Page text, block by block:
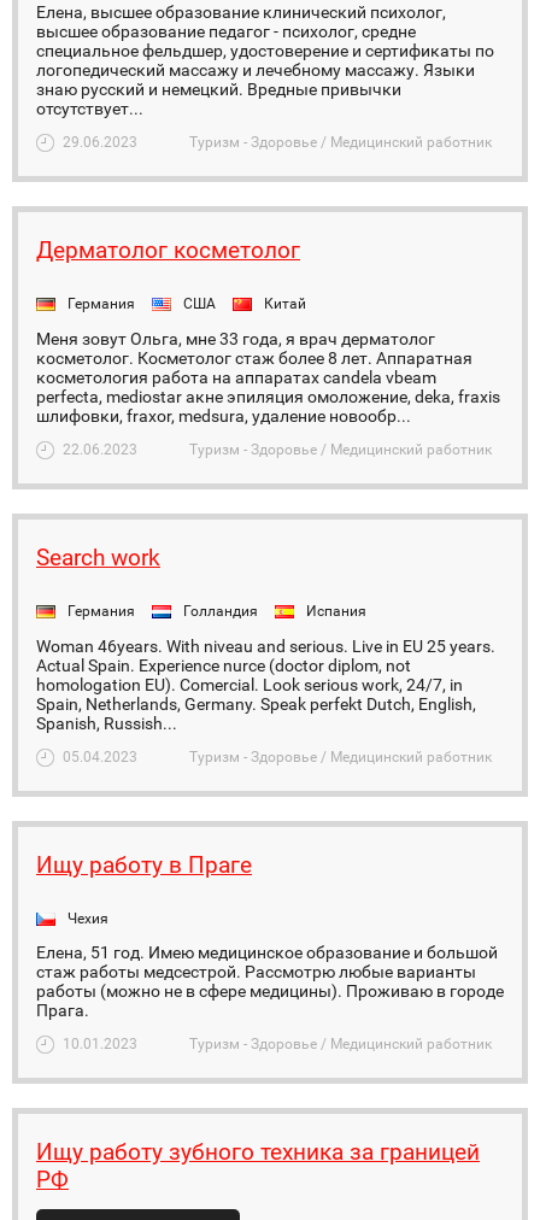
Елена, высшее образование клинический психолог,
высшее образование педагог - психолог, средне
специальное фельдшер, удостоверение и сертификаты по
логопедический массажу и лечебному массажу. Языки
знаю русский и немецкий. Вредные привычки
отсутствует...
29.06.2023 Туризм - Здоровье / Медицинский работник
Дерматолог косметолог
Германия США Китай
Меня зовут Ольга, мне 33 года, я врач дерматолог
косметолог. Косметолог стаж более 8 лет. Аппаратная
косметология работа на аппаратах candela vbeam
perfecta, mediostar акне эпиляция омоложение, deka, fraxis
шлифовки, fraxor, medsura, удаление новообр...
22.06.2023 Туризм - Здоровье / Медицинский работник
Search work
Германия Голландия Испания
Woman 46years. With niveau and serious. Live in EU 25 years.
Actual Spain. Experience nurce (doctor diplom, not
homologation EU). Comercial. Look serious work, 24/7, in
Spain, Netherlands, Germany. Speak perfekt Dutch, English,
Spanish, Russish...
05.04.2023 Туризм - Здоровье / Медицинский работник
Ищу работу в Праге
Чехия
Елена, 51 год. Имею медицинское образование и большой
стаж работы медсестрой. Рассмотрю любые варианты
работы (можно не в сфере медицины). Проживаю в городе
Прага.
10.01.2023 Туризм - Здоровье / Медицинский работник
Ищу работу зубного техника за границей
РФ